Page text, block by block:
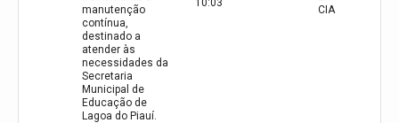
manutenção
contínua,
destinado a
atender às
necessidades da
Secretaria
Municipal de
Educação de
Lagoa do Piauí.
10:03
CIA